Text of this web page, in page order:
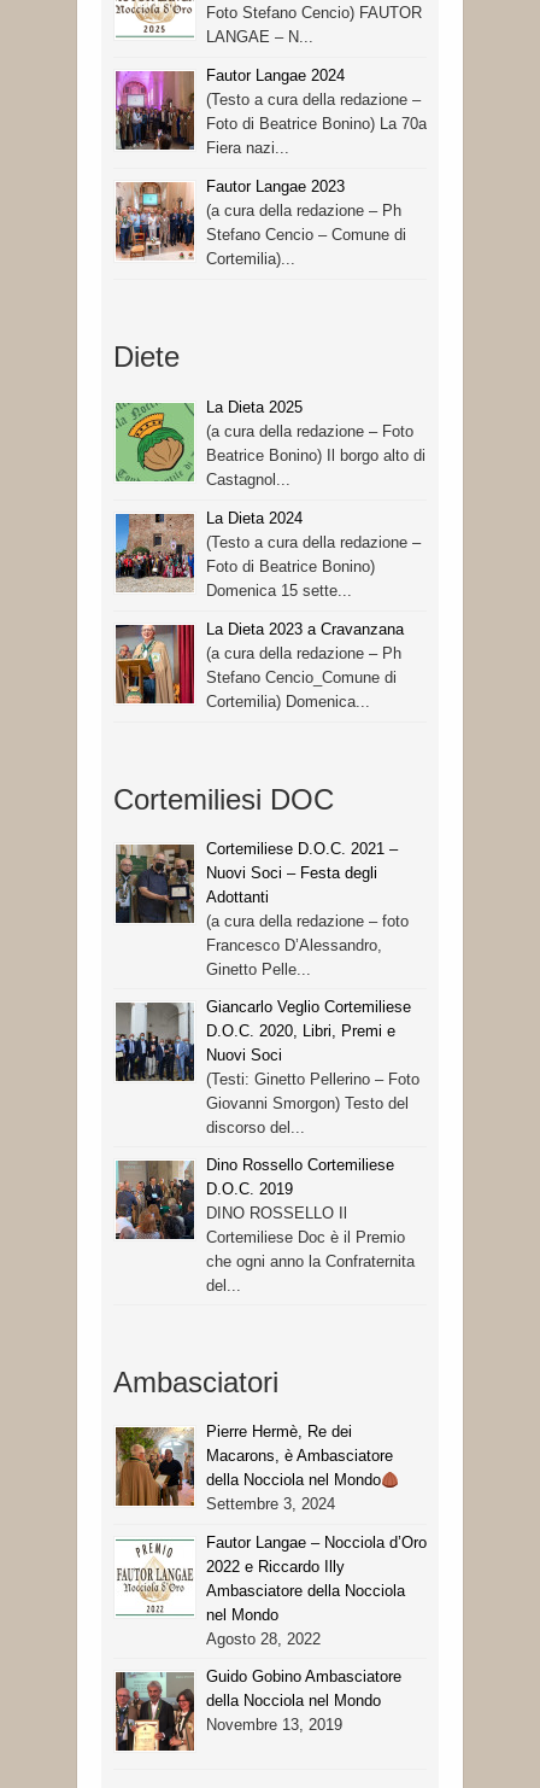
Foto Stefano Cencio) FAUTOR
LANGAE – N...
Fautor Langae 2024
(Testo a cura della redazione –
Foto di Beatrice Bonino) La 70a
Fiera nazi...
Fautor Langae 2023
(a cura della redazione – Ph
Stefano Cencio – Comune di
Cortemilia)...
Diete
La Dieta 2025
(a cura della redazione – Foto
Beatrice Bonino) Il borgo alto di
Castagnol...
La Dieta 2024
(Testo a cura della redazione –
Foto di Beatrice Bonino)
Domenica 15 sette...
La Dieta 2023 a Cravanzana
(a cura della redazione – Ph
Stefano Cencio_Comune di
Cortemilia) Domenica...
Cortemiliesi DOC
Cortemiliese D.O.C. 2021 –
Nuovi Soci – Festa degli
Adottanti
(a cura della redazione – foto
Francesco D’Alessandro,
Ginetto Pelle...
Giancarlo Veglio Cortemiliese
D.O.C. 2020, Libri, Premi e
Nuovi Soci
(Testi: Ginetto Pellerino – Foto
Giovanni Smorgon) Testo del
discorso del...
Dino Rossello Cortemiliese
D.O.C. 2019
DINO ROSSELLO Il
Cortemiliese Doc è il Premio
che ogni anno la Confraternita
del...
Ambasciatori
Pierre Hermè, Re dei
Macarons, è Ambasciatore
della Nocciola nel Mondo
Settembre 3, 2024
Fautor Langae – Nocciola d’Oro
2022 e Riccardo Illy
Ambasciatore della Nocciola
nel Mondo
Agosto 28, 2022
Guido Gobino Ambasciatore
della Nocciola nel Mondo
Novembre 13, 2019